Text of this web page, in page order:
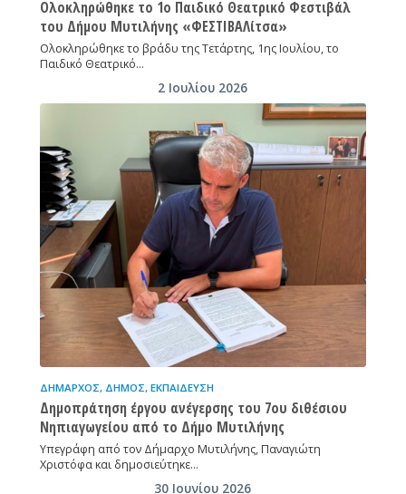
Ολοκληρώθηκε το 1ο Παιδικό Θεατρικό Φεστιβάλ
του Δήμου Μυτιλήνης «ΦΕΣΤΙΒΑΛίτσα»
Ολοκληρώθηκε το βράδυ της Τετάρτης, 1ης Ιουλίου, το
Παιδικό Θεατρικό…
2 Ιουλίου 2026
ΔΉΜΑΡΧΟΣ, ΔΉΜΟΣ, ΕΚΠΑΊΔΕΥΣΗ
Δημοπράτηση έργου ανέγερσης του 7ου διθέσιου
Νηπιαγωγείου από το Δήμο Μυτιλήνης
Υπεγράφη από τον Δήμαρχο Μυτιλήνης, Παναγιώτη
Χριστόφα και δημοσιεύτηκε…
30 Ιουνίου 2026